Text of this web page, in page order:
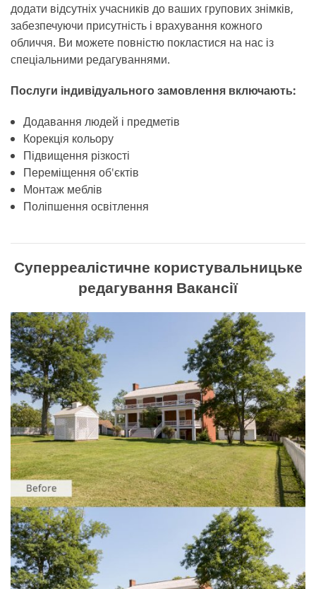
додати відсутніх учасників до ваших групових знімків,
забезпечуючи присутність і врахування кожного
обличчя. Ви можете повністю покластися на нас із
спеціальними редагуваннями.
Послуги індивідуального замовлення включають:
Додавання людей і предметів
Корекція кольору
Підвищення різкості
Переміщення об'єктів
Монтаж меблів
Поліпшення освітлення
Суперреалістичне користувальницьке
редагування Вакансії